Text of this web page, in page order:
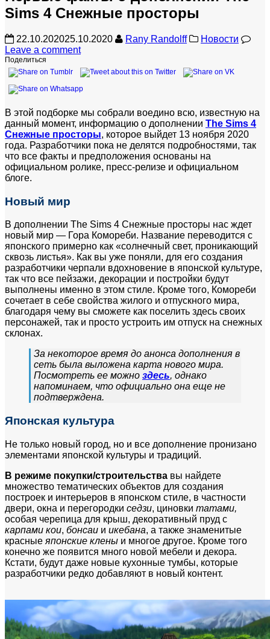
Sims 4 Снежные просторы
22.10.202025.10.2020 Rany Randolff
Новости
Leave a comment
Поделиться
В этой подборке мы собрали воедино всю, известную на
данный момент, информацию о дополнении The Sims 4
Снежные просторы, которое выйдет 13 ноября 2020
года. Разработчики пока не делятся подробностями, так
что все факты и предположения основаны на
официальном ролике, пресс-релизе и официальном
блоге.
Новый мир
В дополнении The Sims 4 Снежные просторы нас ждет
новый мир — Гора Комореби. Название переводится с
японского примерно как «солнечный свет, проникающий
сквозь листья». Как вы уже поняли, для его создания
разработчики черпали вдохновение в японской культуре,
так что все пейзажи, декорации и постройки будут
выполнены именно в этом стиле. Кроме того, Комореби
сочетает в себе свойства жилого и отпускного мира,
благодаря чему вы сможете как поселить здесь своих
персонажей, так и просто устроить им отпуск на снежных
склонах.
За некоторое время до анонса дополнения в
сеть была выложена карта нового мира.
Посмотреть ее можно здесь, однако
напоминаем, что официально она еще не
подтверждена.
Японская культура
Не только новый город, но и все дополнение пронизано
элементами японской культуры и традиций.
В режиме покупки/строительства вы найдете
множество тематических объектов для создания
построек и интерьеров в японском стиле, в частности
двери, окна и перегородки седзи, циновки татами,
особая черепица для крыш, декоративный пруд с
карпами кои, бонсаи и икебана, а также знаменитые
красные японские клены и многое другое. Кроме того
конечно же появится много новой мебели и декора.
Кстати, будут даже новые кухонные тумбы, которые
разработчики редко добавляют в новый контент.